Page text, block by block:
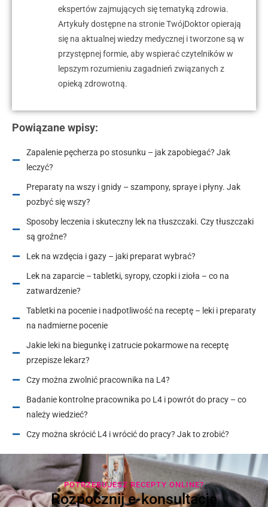
ekspertów zajmujących się tematyką zdrowia.
Artykuły dostępne na stronie TwójDoktor opierają
się na aktualnej wiedzy medycznej i tworzone są w
przystępnej formie, aby wspierać czytelników w
lepszym rozumieniu zagadnień związanych z
opieką zdrowotną.
Powiązane wpisy:
Zapalenie pęcherza po stosunku – jak zapobiegać? Jak
leczyć?
Preparaty na wszy i gnidy – szampony, spraye i płyny. Jak
pozbyć się wszy?
Sposoby leczenia i skuteczny lek na tłuszczaki. Czy tłuszczaki
są groźne?
Lek na wzdęcia i gazy – jaki preparat wybrać?
Lek na zaparcie – tabletki, syropy, czopki i zioła – co na
zatwardzenie?
Tabletki na pocenie i nadpotliwość na receptę – leki i preparaty
na nadmierne pocenie
Jakie leki na biegunkę i zatrucie pokarmowe na receptę
przepisze lekarz?
Czy można zwolnić pracownika na L4?
Badanie kontrolne pracownika po L4 i powrót do pracy – co
należy wiedzieć?
Czy można skrócić L4 i wrócić do pracy? Jak to zrobić?
POTRZEBUJESZ RECEPTY ONLINE?
Rozpocznij e-konsultację